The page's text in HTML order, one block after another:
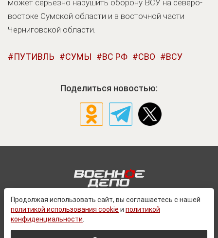
может серьезно нарушить оборону ВСУ на северо-
востоке Сумской области и в восточной части
Черниговской области.
ПУТИВЛЬ СУМЫ ВС РФ СВО ВСУ
Поделиться новостью:
Продолжая использовать сайт, вы соглашаетесь с нашей
политикой использования cookie и политикой
конфиденциальности
О ПРОЕКТЕ